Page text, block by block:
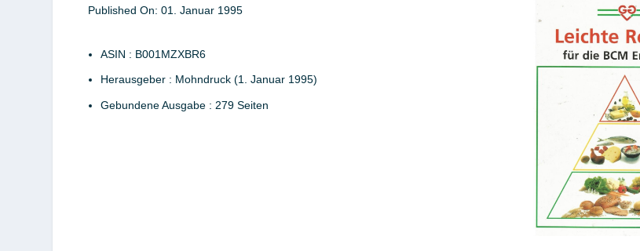
Published On: 01. Januar 1995
ASIN : B001MZXBR6
Herausgeber : Mohndruck (1. Januar 1995)
Gebundene Ausgabe : 279 Seiten